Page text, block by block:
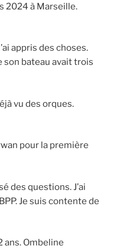
2024 à Marseille.
appris des choses.
son bateau avait trois
vu des orques.
pour la première
des questions. J’ai
Je suis contente de
ans. Ombeline